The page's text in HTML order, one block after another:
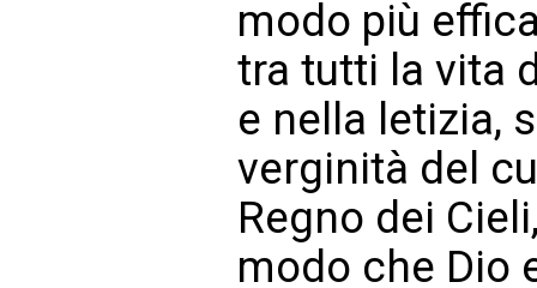
modo più
tra tutti la vita
e nella letizia,
verginità del
Regno dei
modo che Dio